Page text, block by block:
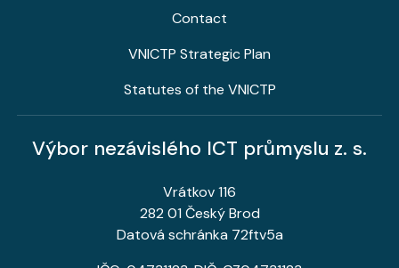
Contact
VNICTP Strategic Plan
Statutes of the VNICTP
Výbor nezávislého ICT průmyslu z. s.
Vrátkov 116
282 01 Český Brod
Datová schránka 72ftv5a